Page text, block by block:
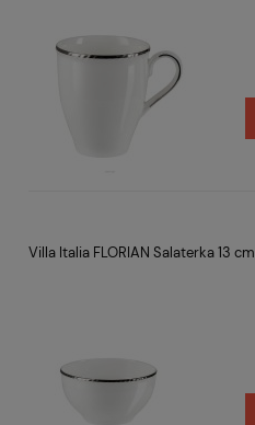
Villa Italia FLORIAN Salaterka 13 cm